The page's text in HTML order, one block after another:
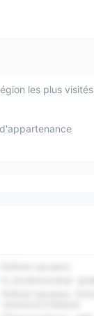
les plus visités